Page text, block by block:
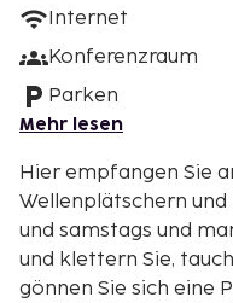
Internet
Konferenzraum
Parken
Mehr lesen
Hier empfangen Sie
Wellenplätschern
und samstags und
und klettern Sie,
gönnen Sie sich eine